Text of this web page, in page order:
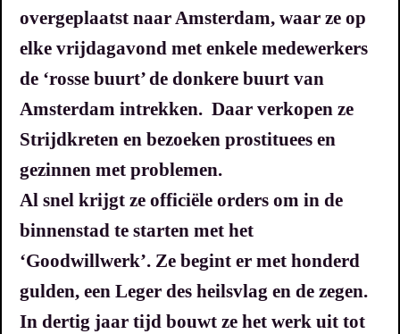
overgeplaatst naar Amsterdam, waar ze op
elke vrijdagavond met enkele medewerkers
de ‘rosse buurt’ de donkere buurt van
Amsterdam intrekken. Daar verkopen ze
Strijdkreten en bezoeken prostituees en
gezinnen met problemen.
Al snel krijgt ze officiële orders om in de
binnenstad te starten met het
‘Goodwillwerk’. Ze begint er met honderd
gulden, een Leger des heilsvlag en de zegen.
In dertig jaar tijd bouwt ze het werk uit tot